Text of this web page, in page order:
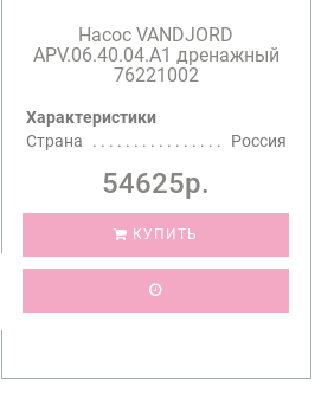
Насос VANDJORD
APV.06.40.04.A1 дренажный
76221002
Характеристики
Страна
Россия
54625р.
КУПИТЬ